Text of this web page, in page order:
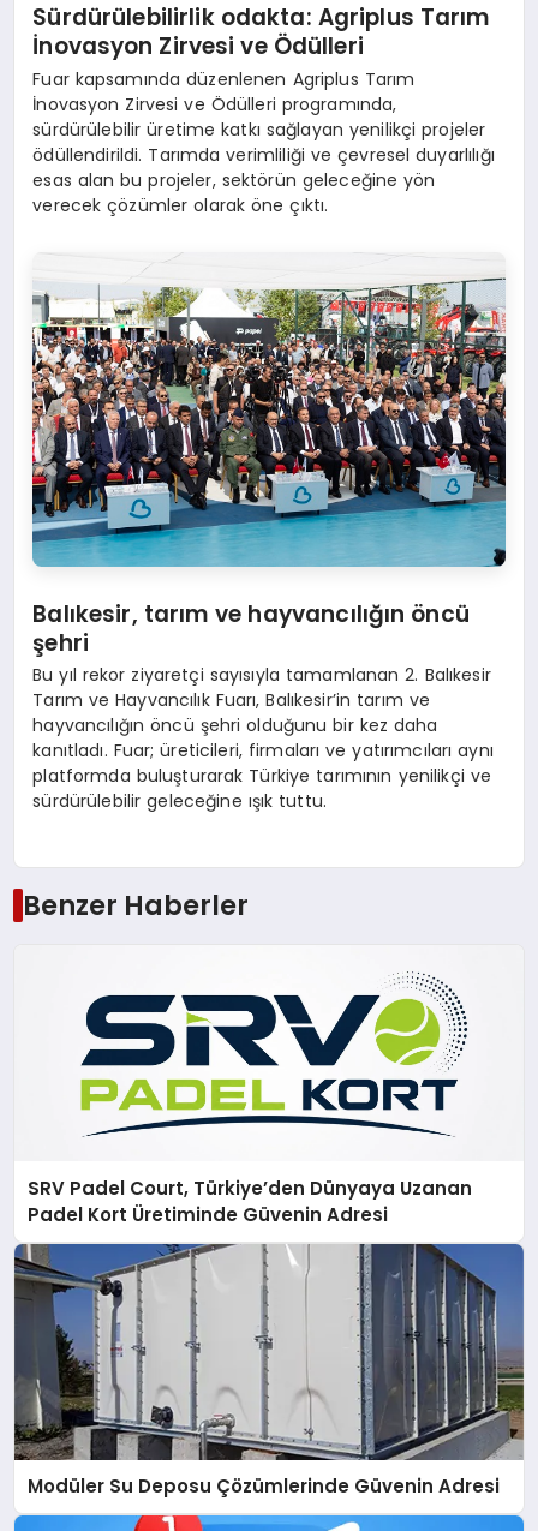
Sürdürülebilirlik odakta: Agriplus Tarım
İnovasyon Zirvesi ve Ödülleri
Fuar kapsamında düzenlenen Agriplus Tarım
İnovasyon Zirvesi ve Ödülleri programında,
sürdürülebilir üretime katkı sağlayan yenilikçi projeler
ödüllendirildi. Tarımda verimliliği ve çevresel duyarlılığı
esas alan bu projeler, sektörün geleceğine yön
verecek çözümler olarak öne çıktı.
Balıkesir, tarım ve hayvancılığın öncü
şehri
Bu yıl rekor ziyaretçi sayısıyla tamamlanan 2. Balıkesir
Tarım ve Hayvancılık Fuarı, Balıkesir’in tarım ve
hayvancılığın öncü şehri olduğunu bir kez daha
kanıtladı. Fuar; üreticileri, firmaları ve yatırımcıları aynı
platformda buluşturarak Türkiye tarımının yenilikçi ve
sürdürülebilir geleceğine ışık tuttu.
Benzer Haberler
SRV Padel Court, Türkiye’den Dünyaya Uzanan
Padel Kort Üretiminde Güvenin Adresi
Modüler Su Deposu Çözümlerinde Güvenin Adresi